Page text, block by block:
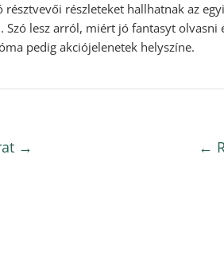
részleteket hallhatnak az
Szó lesz arról, miért jó fantasyt
pedig akciójelenetek helyszíne.
←
→